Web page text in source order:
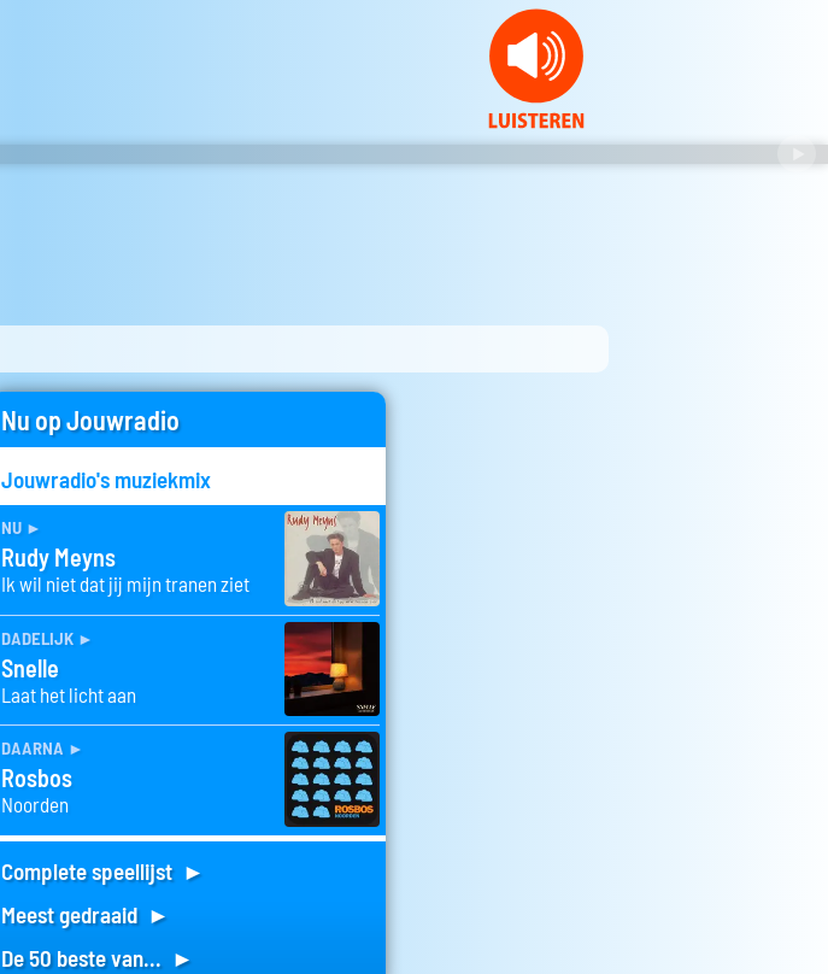
Nu op Jouwradio
Jouwradio's muziekmix
nu ►
Rudy Meyns
Ik wil niet dat jij mijn tranen ziet
dadelijk ►
Snelle
Laat het licht aan
daarna ►
Rosbos
Noorden
Complete speellijst ►
Meest gedraaid ►
De 50 beste van... ►